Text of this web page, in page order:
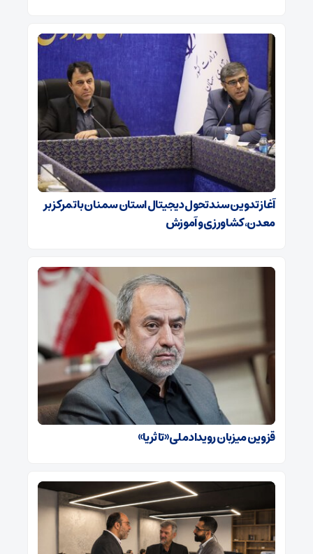
آغاز تدوین سند تحول دیجیتال استان سمنان با تمرکز بر
معدن، کشاورزی و آموزش
قزوین میزبان رویداد ملی «تا ثریا»